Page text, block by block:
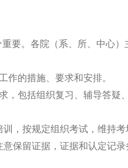
要。各院（系、所、中心
作的措施、要求和安排。
，包括组织复习、辅导答疑
，按规定组织考试，维持
保留证据，证据和认定记